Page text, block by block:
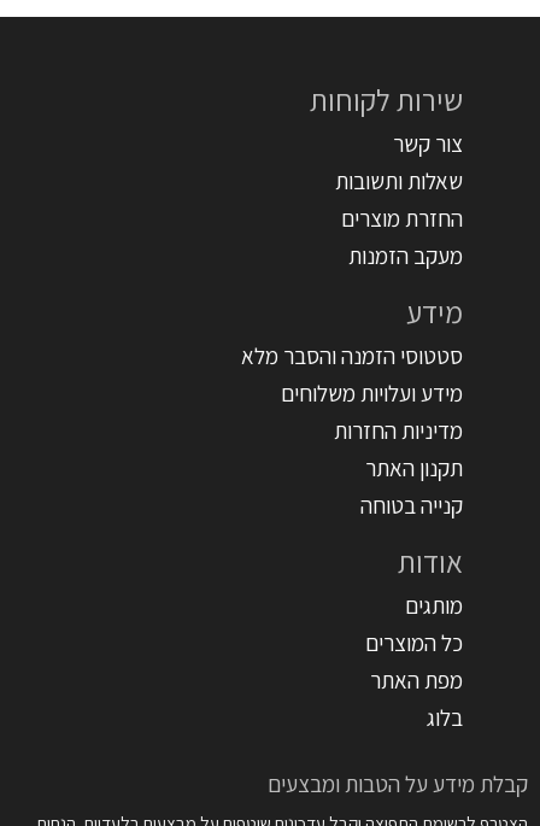
שירות לקוחות
צור קשר
שאלות ותשובות
החזרת מוצרים
מעקב הזמנות
מידע
סטטוסי הזמנה והסבר מלא
מידע ועלויות משלוחים
מדיניות החזרות
תקנון האתר
קנייה בטוחה
אודות
מותגים
כל המוצרים
מפת האתר
בלוג
קבלת מידע על הטבות ומבצעים